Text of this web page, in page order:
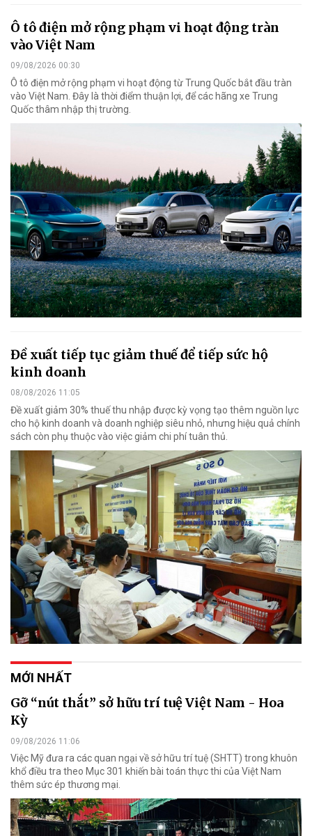
Ô tô điện mở rộng phạm vi hoạt động tràn
vào Việt Nam
09/08/2026 00:30
Ô tô điện mở rộng phạm vi hoạt động từ Trung Quốc bắt đầu tràn
vào Việt Nam. Đây là thời điểm thuận lợi, để các hãng xe Trung
Quốc thâm nhập thị trường.
Đề xuất tiếp tục giảm thuế để tiếp sức hộ
kinh doanh
08/08/2026 11:05
Đề xuất giảm 30% thuế thu nhập được kỳ vọng tạo thêm nguồn lực
cho hộ kinh doanh và doanh nghiệp siêu nhỏ, nhưng hiệu quả chính
sách còn phụ thuộc vào việc giảm chi phí tuân thủ.
MỚI NHẤT
Gỡ “nút thắt” sở hữu trí tuệ Việt Nam - Hoa
Kỳ
09/08/2026 11:06
Việc Mỹ đưa ra các quan ngại về sở hữu trí tuệ (SHTT) trong khuôn
khổ điều tra theo Mục 301 khiến bài toán thực thi của Việt Nam
thêm sức ép thương mại.